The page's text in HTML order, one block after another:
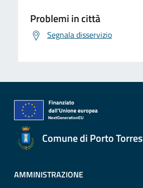
Problemi in città
Segnala disservizio
Comune di Porto Torres
AMMINISTRAZIONE